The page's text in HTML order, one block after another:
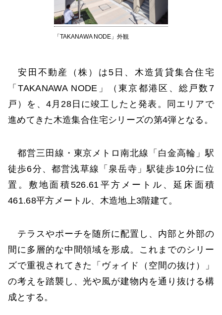
「TAKANAWA NODE」外観
安田不動産（株）は5日、木造賃貸集合住宅
「TAKANAWA NODE」（東京都港区、総戸数7
戸）を、4月28日に竣工したと発表。同エリアで
進めてきた木造集合住宅シリーズの第4弾となる。
都営三田線・東京メトロ南北線「白金高輪」駅
徒歩6分、都営浅草線「泉岳寺」駅徒歩10分に位
置。敷地面積526.61平方メートル、延床面積
461.68平方メートル、木造地上3階建て。
テラスやポーチを随所に配置し、内部と外部の
間に多層的な中間領域を形成。これまでのシリー
ズで重視されてきた「ヴォイド（空間の抜け）」
の考えを踏襲し、光や風が建物内を通り抜ける構
成とする。